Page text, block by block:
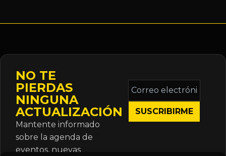
NO TE
PIERDAS
NINGUNA
ACTUALIZACIÓN
Mantente informado
sobre la agenda de
eventos, nuevas
Correo
electrónico
*